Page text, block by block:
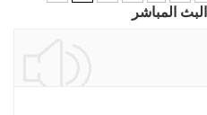
البث المباشر